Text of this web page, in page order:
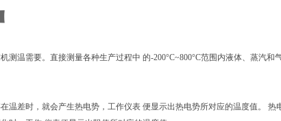
温需要。直接测量各种生产过程中 的-200°C~800°C范围内液体、蒸汽和
差时，就会产生热电势，工作仪表 便显示出热电势所对应的温度值。 热